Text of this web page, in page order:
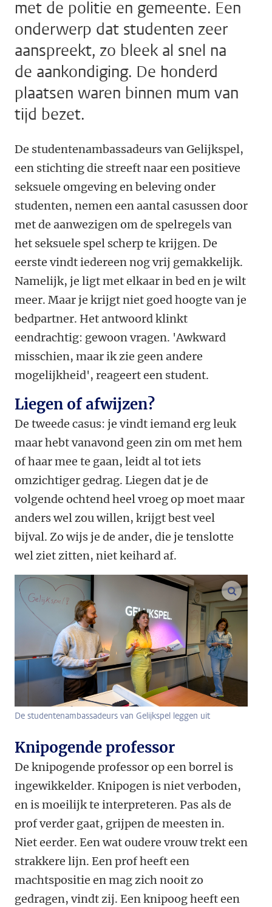
met de politie en gemeente. Een
onderwerp dat studenten zeer
aanspreekt, zo bleek al snel na
de aankondiging. De honderd
plaatsen waren binnen mum van
tijd bezet.
De studentenambassadeurs van Gelijkspel,
een stichting die streeft naar een positieve
seksuele omgeving en beleving onder
studenten, nemen een aantal casussen door
met de aanwezigen om de spelregels van
het seksuele spel scherp te krijgen. De
eerste vindt iedereen nog vrij gemakkelijk.
Namelijk, je ligt met elkaar in bed en je wilt
meer. Maar je krijgt niet goed hoogte van je
bedpartner. Het antwoord klinkt
eendrachtig: gewoon vragen. 'Awkward
misschien, maar ik zie geen andere
mogelijkheid', reageert een student.
Liegen of afwijzen?
De tweede casus: je vindt iemand erg leuk
maar hebt vanavond geen zin om met hem
of haar mee te gaan, leidt al tot iets
omzichtiger gedrag. Liegen dat je de
volgende ochtend heel vroeg op moet maar
anders wel zou willen, krijgt best veel
bijval. Zo wijs je de ander, die je tenslotte
wel ziet zitten, niet keihard af.
De studentenambassadeurs van Gelijkspel leggen uit
Knipogende professor
De knipogende professor op een borrel is
ingewikkelder. Knipogen is niet verboden,
en is moeilijk te interpreteren. Pas als de
prof verder gaat, grijpen de meesten in.
Niet eerder. Een wat oudere vrouw trekt een
strakkere lijn. Een prof heeft een
machtspositie en mag zich nooit zo
gedragen, vindt zij. Een knipoog heeft een